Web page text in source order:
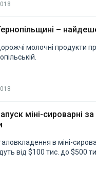
–
молочні продукти
міні-сироварні
в міні-
від $100 тис. до $500